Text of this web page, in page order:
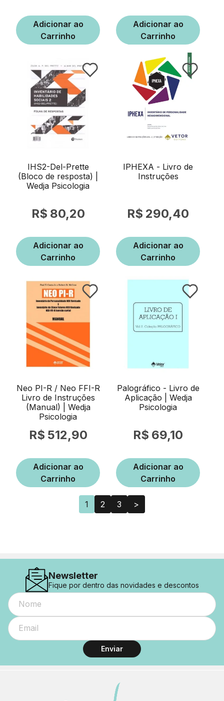
Adicionar ao
Carrinho
Adicionar ao
Carrinho
IHS2-Del-Prette
(Bloco de resposta) |
Wedja Psicologia
80,20
Adicionar ao
Carrinho
IPHEXA - Livro de
Instruções
290,40
Adicionar ao
Carrinho
Neo PI-R / Neo FFI-R
Livro de Instruções
(Manual) | Wedja
Psicologia
512,90
Adicionar ao
Carrinho
Palográfico - Livro de
Aplicação | Wedja
Psicologia
69,10
Adicionar ao
Carrinho
1 2 3 >
Newsletter
Fique por dentro das novidades e descontos
Enviar